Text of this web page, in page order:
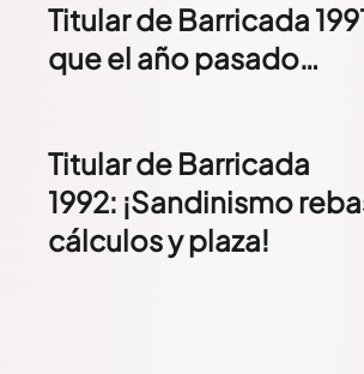
Titular de Barricada
que el año pasado…
Titular de Barricada
1992: ¡Sandinismo
cálculos y plaza!